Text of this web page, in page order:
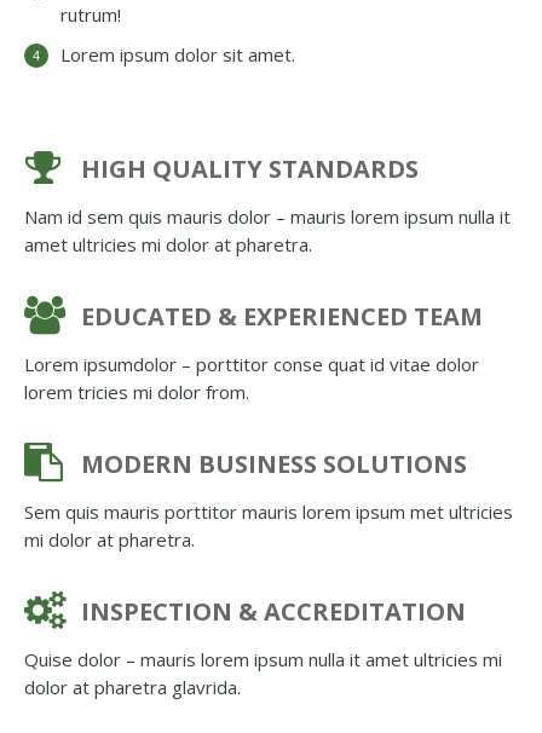
rutrum!
Lorem ipsum dolor sit amet.
HIGH QUALITY STANDARDS
Nam id sem quis mauris dolor – mauris lorem ipsum nulla it
amet ultricies mi dolor at pharetra.
EDUCATED & EXPERIENCED TEAM
Lorem ipsumdolor – porttitor conse quat id vitae dolor
lorem tricies mi dolor from.
MODERN BUSINESS SOLUTIONS
Sem quis mauris porttitor mauris lorem ipsum met ultricies
mi dolor at pharetra.
INSPECTION & ACCREDITATION
Quise dolor – mauris lorem ipsum nulla it amet ultricies mi
dolor at pharetra glavrida.